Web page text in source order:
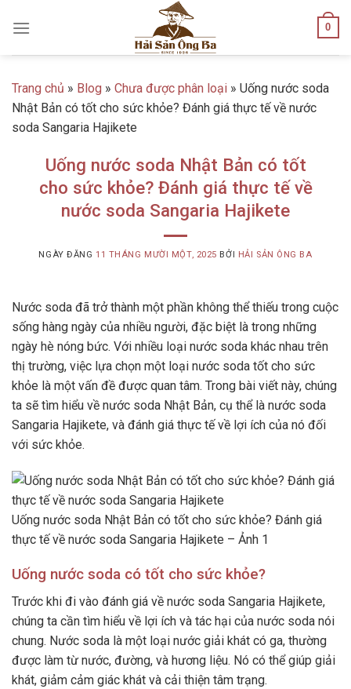
0
Trang chủ » Blog » Chưa được phân loại » Uống nước soda
Nhật Bản có tốt cho sức khỏe? Đánh giá thực tế về nước
soda Sangaria Hajikete
Uống nước soda Nhật Bản có tốt
cho sức khỏe? Đánh giá thực tế về
nước soda Sangaria Hajikete
NGÀY ĐĂNG 11 THÁNG MƯỜI MỘT, 2025 BỞI HẢI SẢN ÔNG BA
Nước soda đã trở thành một phần không thể thiếu trong cuộc
sống hàng ngày của nhiều người, đặc biệt là trong những
ngày hè nóng bức. Với nhiều loại nước soda khác nhau trên
thị trường, việc lựa chọn một loại nước soda tốt cho sức
khỏe là một vấn đề được quan tâm. Trong bài viết này, chúng
ta sẽ tìm hiểu về nước soda Nhật Bản, cụ thể là nước soda
Sangaria Hajikete, và đánh giá thực tế về lợi ích của nó đối
với sức khỏe.
Uống nước soda Nhật Bản có tốt cho sức khỏe? Đánh giá
thực tế về nước soda Sangaria Hajikete – Ảnh 1
Uống nước soda có tốt cho sức khỏe?
Trước khi đi vào đánh giá về nước soda Sangaria Hajikete,
chúng ta cần tìm hiểu về lợi ích và tác hại của nước soda nói
chung. Nước soda là một loại nước giải khát có ga, thường
được làm từ nước, đường, và hương liệu. Nó có thể giúp giải
khát, giảm cảm giác khát và cải thiện tâm trạng.